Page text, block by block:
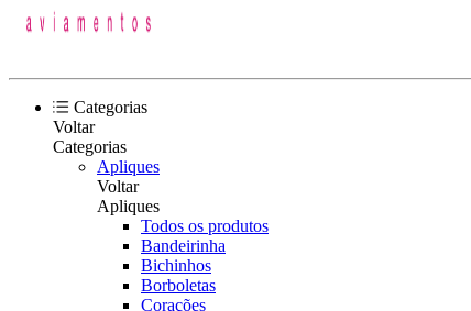
Categorias
Voltar
Categorias
Apliques
Voltar
Apliques
Todos os produtos
Bandeirinha
Bichinhos
Borboletas
Corações